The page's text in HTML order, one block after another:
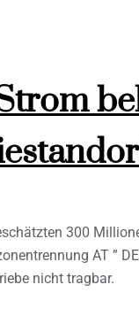
300
AT ”
nicht tragbar.